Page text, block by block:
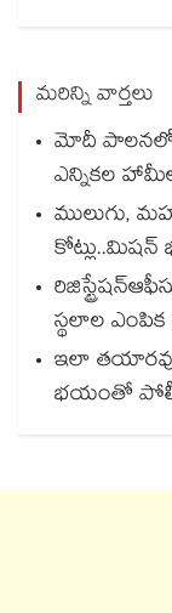
మరిన్ని వార్తలు
మోదీ పాలనలో
ఎన్నికల
ములుగు,
కోట్లు..మిషన్
స్థలాల ఎంపిక
ఇలా
భయంతో పోలీస్